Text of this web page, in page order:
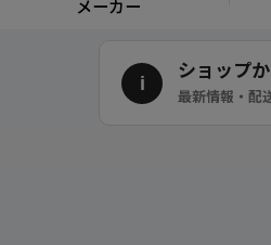
メーカー
i
ショップ
最新情報・配